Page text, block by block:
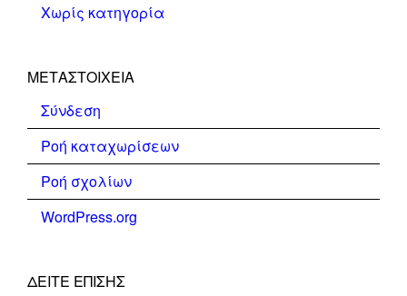
Χωρίς κατηγορία
ΜΕΤΑΣΤΟΙΧΕΊΑ
Σύνδεση
Ροή καταχωρίσεων
Ροή σχολίων
WordPress.org
ΔΕΊΤΕ ΕΠΊΣΗΣ